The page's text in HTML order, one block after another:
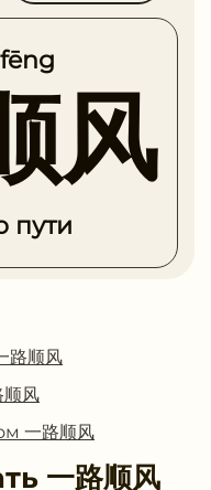
风
пути
顺风
风
一路顺风
一路顺风